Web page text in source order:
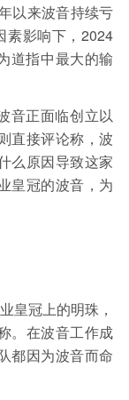
建材
案例
易
验室
以来波音持续亏
素影响下，2024
道指中最大的输
音正面临创立以
直接评论称，波
么原因导致这家
皇冠的波音，为
皇冠上的明珠，
。在波音工作成
都因为波音而命